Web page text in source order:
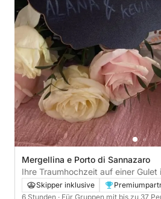
Mergellina e Porto di Sannazaro
Ihre Traumhochzeit auf einer Gulet
Skipper inklusive
6 Stunden · Für Gruppen mit bis zu 37